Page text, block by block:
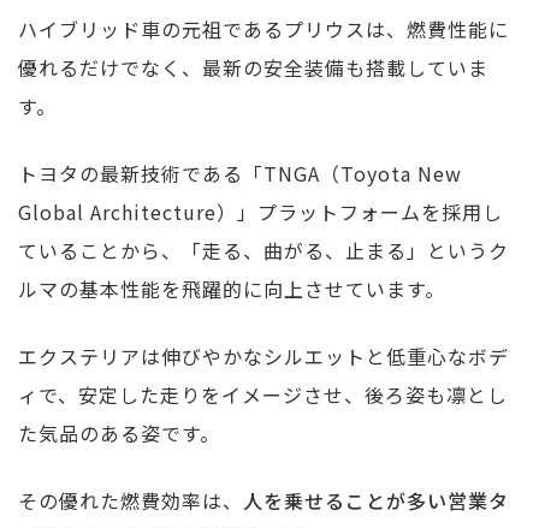
ハイブリッド車の元祖であるプリウスは、燃費性能に
優れるだけでなく、最新の安全装備も搭載していま
す。
トヨタの最新技術である「TNGA（Toyota New
Global Architecture）」プラットフォームを採用し
ていることから、「走る、曲がる、止まる」というク
ルマの基本性能を飛躍的に向上させています。
エクステリアは伸びやかなシルエットと低重心なボデ
ィで、安定した走りをイメージさせ、後ろ姿も凛とし
た気品のある姿です。
その優れた燃費効率は、 人を乗せることが多い営業タ